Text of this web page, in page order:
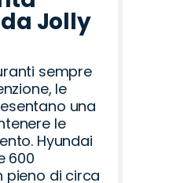
Jolly
sempre
le
una
le
Hyundai
600
pieno di circa